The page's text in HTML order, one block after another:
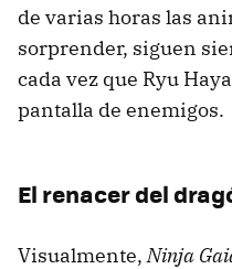
de varias horas las
sorprender, siguen
cada vez que Ryu
pantalla de enemigos.
El renacer del
Visualmente, Ninja